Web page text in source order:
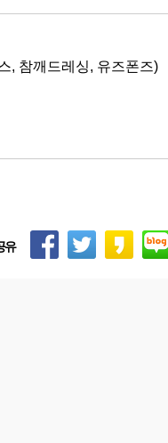
, 참깨드레싱, 유즈폰즈)
유